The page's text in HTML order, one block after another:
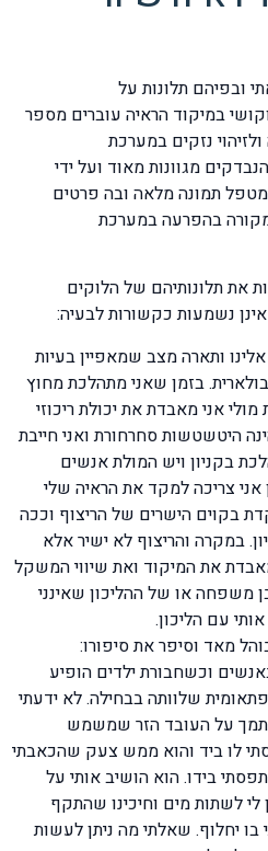
ובפיהם תלונות על
במיקוד הראיה עוברים מספר
נזקים במערכת
מגוונות מאוד ועל ידי
תמונה מלאה ובה פרטים
בהפרעה במערכת
את תלונותיהם של הלוקים
נשמעות כקשורות לבעיה:
פנתה אלינו ותארה מצב שמאפיין בעיות
בזמן שאני מתהלכת מחוץ
אני מאבדת את יכולת ריכוזי
היטשטשות סחרחורת ואני חייבת
בקניון ויש המולת אנשים
אני צריכה למקד את הראיה שלי
בקוים הישרים של הריצוף וככה
במקרה והריצוף לא ישיר אלא
את המיקוד ואת שיווי המשקל
משפחה או של ההליכון שאינני
עם הליכון.
מבוהל מאד וסיפר את סיפורו:
וכשחבורת ילדים הופיע
שלוותה בבחילה. לא ידעתי
על העובד הזר שמשמש
לו ביד והוא ממש צעק שהכאבתי
בידו. הוא הושיב אותי על
לשתות מים וחיכינו שהתקף
יחלוף. שאלתי מה ניתן לעשות